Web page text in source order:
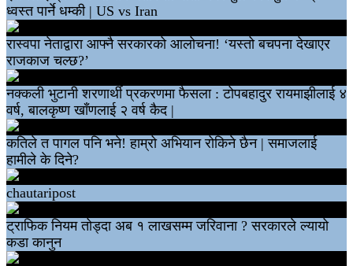
ध्वस्त पार्ने धम्की | US vs Iran
रास्वपा नेताद्वारा आफ्नै सरकारको आलोचना! ‘यस्तो बचपना देखाएर
राजकाज चल्छ?’
नक्कली भुटानी शरणार्थी प्रकरणमा फैसला : टोपबहादुर रायमाझीलाई ४
वर्ष, बालकृष्ण खाँणलाई २ वर्ष कैद |
कतिले त पागल पनि भने! हाम्रो अभियान रोकिने छैन | समाजलाई
हामीले के दिने?
chautaripost
ट्राफिक नियम तोड्दा अब १ लाखसम्म जरिवाना ? सरकारले ल्यायो
कडा कानुन